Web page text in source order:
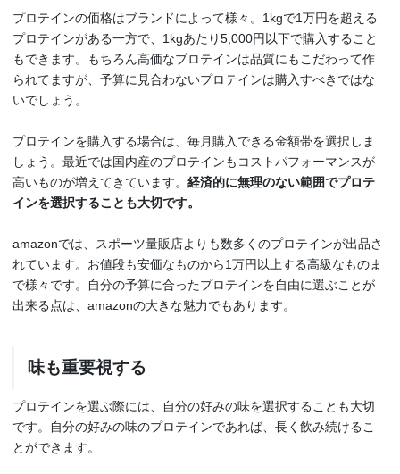
プロテインの価格はブランドによって様々。1kgで1万円を超える
プロテインがある一方で、1kgあたり5,000円以下で購入すること
もできます。もちろん高価なプロテインは品質にもこだわって作
られてますが、予算に見合わないプロテインは購入すべきではな
いでしょう。
プロテインを購入する場合は、毎月購入できる金額帯を選択しま
しょう。最近では国内産のプロテインもコストパフォーマンスが
高いものが増えてきています。経済的に無理のない範囲でプロテ
インを選択することも大切です。
amazonでは、スポーツ量販店よりも数多くのプロテインが出品さ
れています。お値段も安価なものから1万円以上する高級なものま
で様々です。自分の予算に合ったプロテインを自由に選ぶことが
出来る点は、amazonの大きな魅力でもあります。
味も重要視する
プロテインを選ぶ際には、自分の好みの味を選択することも大切
です。自分の好みの味のプロテインであれば、長く飲み続けるこ
とができます。